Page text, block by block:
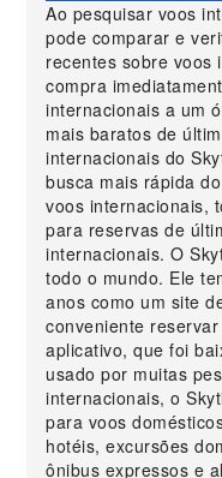
Ao pesquisar voos
pode comparar e
recentes sobre voos
compra
internacionais a um
mais baratos de
internacionais do
busca mais rápida
voos internacionais,
para reservas de
internacionais. O
todo o mundo. Ele
anos como um site
conveniente
aplicativo, que foi
usado por muitas
internacionais, o
para voos
hotéis, excursões
ônibus expressos e